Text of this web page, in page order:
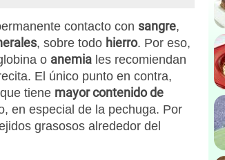
contacto con sangre,
, sobre todo hierro. Por eso,
o anemia les recomiendan
El único punto en contra,
tiene mayor contenido de
en especial de la pechuga. Por
grasosos alrededor del